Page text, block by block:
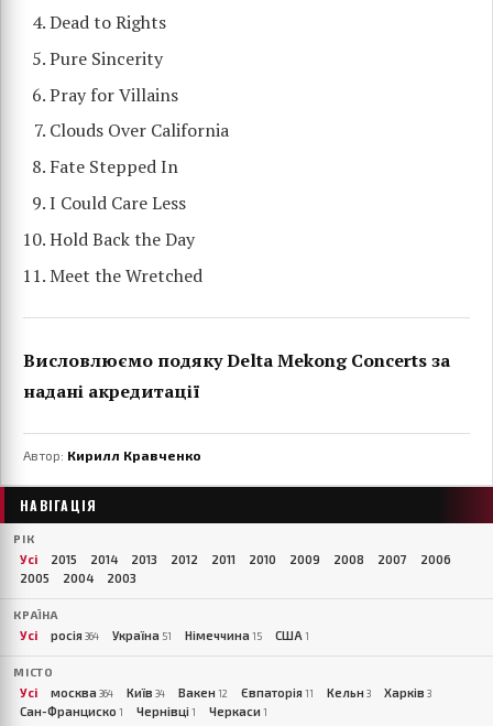
Dead to Rights
Pure Sincerity
Pray for Villains
Clouds Over California
Fate Stepped In
I Could Care Less
Hold Back the Day
Meet the Wretched
Висловлюємо подяку Delta Mekong Concerts за
надані акредитації
Автор: Кирилл Кравченко
НАВІГАЦІЯ
РІК
Усі 2015 2014 2013 2012 2011 2010 2009 2008 2007
2006
2005
2004 2003
КРАЇНА
Усі росія364 Україна 51 Німеччина 15 США 1
МІСТО
Усі москва 364 Київ 34 Вакен 12 Євпаторія11 Кельн 3 Харків 3
Сан-Франциско 1 Чернівці 1 Черкаси 1